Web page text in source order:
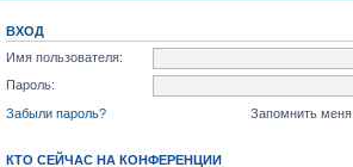
ВХОД
Имя пользователя:
Пароль:
Забыли пароль?
Запомнить меня
КТО СЕЙЧАС НА КОНФЕРЕНЦИИ